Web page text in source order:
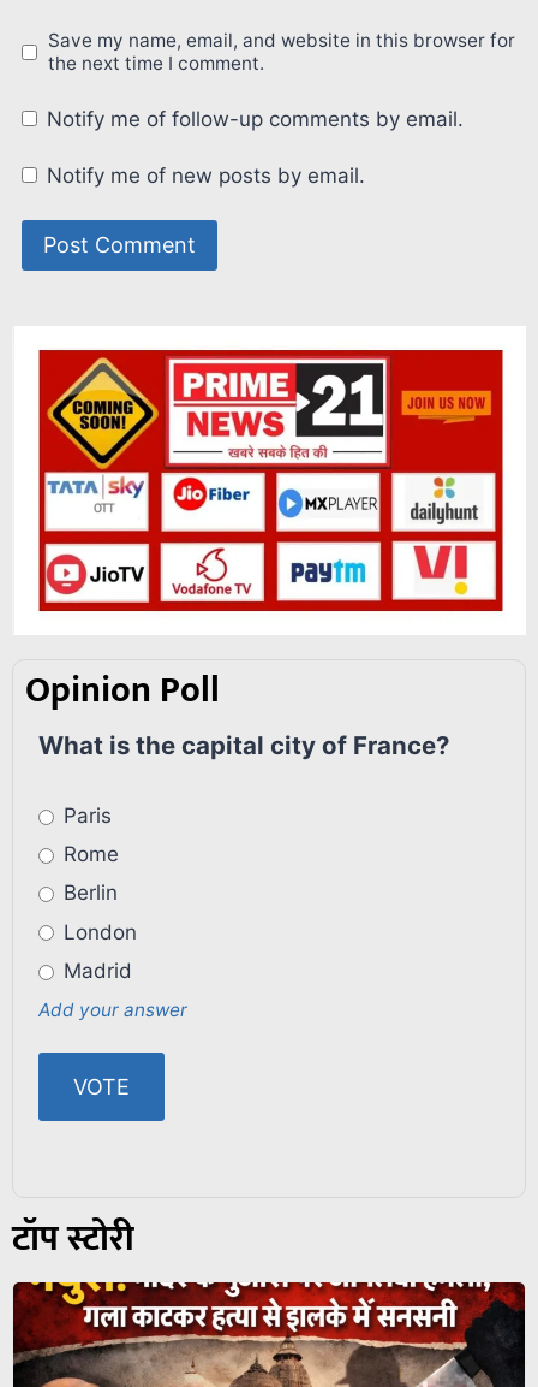
Save my name, email, and website in this browser for
the next time I comment.
Notify me of follow-up comments by email.
Notify me of new posts by email.
Opinion Poll
What is the capital city of France?
Paris
Rome
Berlin
London
Madrid
Add your answer
टॉप स्टोरी